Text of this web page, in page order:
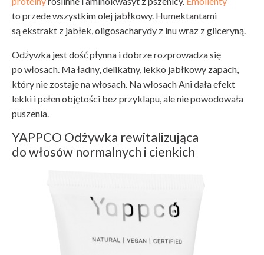
to przede wszystkim olej jabłkowy. Humektantami
są ekstrakt z jabłek, oligosacharydy z lnu wraz z gliceryną.
Odżywka jest dość płynna i dobrze rozprowadza się
po włosach. Ma ładny, delikatny, lekko jabłkowy zapach,
który nie zostaje na włosach. Na włosach Ani dała efekt
lekki i pełen objętości bez przyklapu, ale nie powodowała
puszenia.
YAPPCO Odżywka rewitalizująca
do włosów normalnych i cienkich